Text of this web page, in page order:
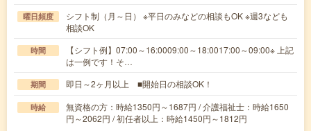
曜日頻度
シフト制（月～日） ※平日のみなどの相談もOK ※週3なども
相談OK
時間
【シフト例】07:00～16:0009:00～18:0017:00～09:00※ 上記
は一例です！そ…
期間 即日～2ヶ月以上 ■開始日の相談OK！
時給
無資格の方：時給1350円～1687円 / 介護福祉士：時給1650
円～2062円 / 初任者以上：時給1450円～1812円